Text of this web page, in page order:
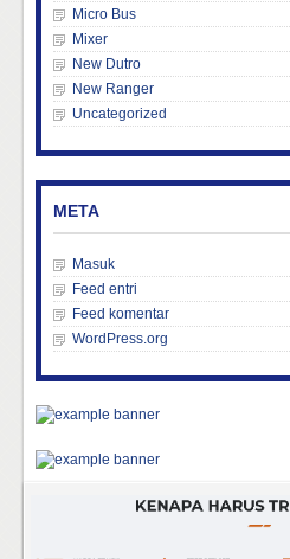
Micro Bus
Mixer
New Dutro
New Ranger
Uncategorized
META
Masuk
Feed entri
Feed komentar
WordPress.org